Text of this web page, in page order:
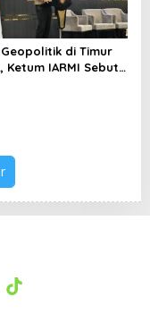
di Timur
Ketum IARMI Sebut